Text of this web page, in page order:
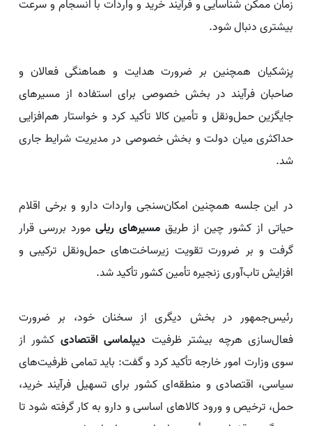
زمان ممکن شناسایی و فرآیند خرید و واردات با انسجام و سرعت
بیشتری دنبال شود.
پزشکیان همچنین بر ضرورت هدایت و هماهنگی فعالان و
صاحبان فرآیند در بخش خصوصی برای استفاده از مسیرهای
جایگزین حمل‌ونقل و تأمین کالا تأکید کرد و خواستار هم‌افزایی
حداکثری میان دولت و بخش خصوصی در مدیریت شرایط جاری
شد.
در این جلسه همچنین امکان‌سنجی واردات دارو و برخی اقلام
حیاتی از کشور چین از طریقمسیرهای ریلیمورد بررسی قرار
گرفت و بر ضرورت تقویت زیرساخت‌های حمل‌ونقل ترکیبی و
افزایش تاب‌آوری زنجیره تأمین کشور تأکید شد.
رئیس‌جمهور در بخش دیگری از سخنان خود، بر ضرورت
فعال‌سازی هرچه بیشتر ظرفیت دیپلماسی اقتصادی کشور از
سوی وزارت امور خارجه تأکید کرد و گفت: باید تمامی ظرفیت‌های
سیاسی، اقتصادی و منطقه‌ای کشور برای تسهیل فرآیند خرید،
حمل، ترخیص و ورود کالاهای اساسی و دارو به کار گرفته شود تا